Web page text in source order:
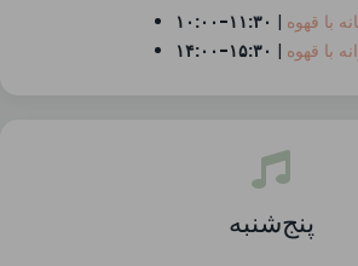
۱۰:۰۰-۱۱:۳۰ | با قهوه
۱۴:۰۰-۱۵:۳۰ | با قهوه
پنج‌شنبه